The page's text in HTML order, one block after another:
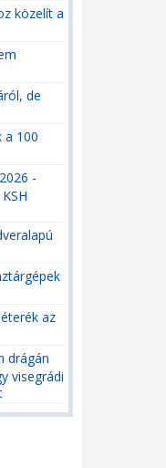
közelít a
de
a 100
-
az
drágán
visegrádi